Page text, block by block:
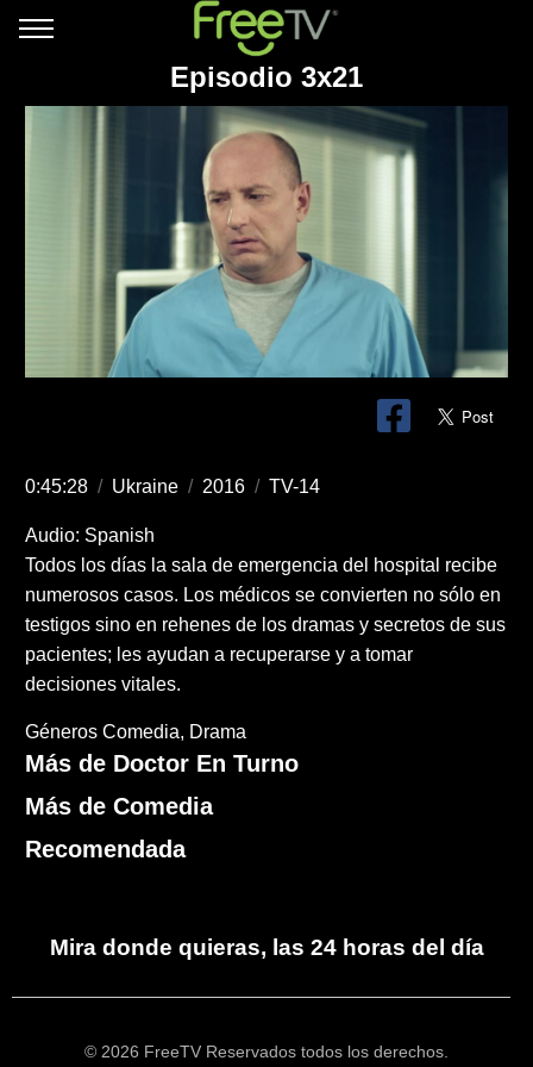
Episodio 3x21
0:45:28 / Ukraine / 2016 / TV-14
Audio: Spanish
Todos los días la sala de emergencia del hospital recibe
numerosos casos. Los médicos se convierten no sólo en
testigos sino en rehenes de los dramas y secretos de sus
pacientes; les ayudan a recuperarse y a tomar
decisiones vitales.
Géneros Comedia Drama
Más de Doctor En Turno
Más de Comedia
Recomendada
Mira donde quieras, las 24 horas del día
© 2026 FreeTV Reservados todos los derechos.